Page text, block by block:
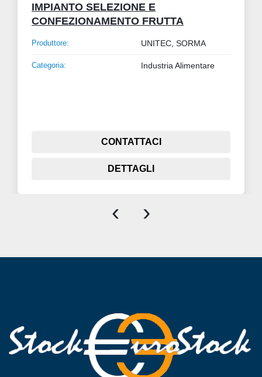
IMPIANTO SELEZIONE E
CONFEZIONAMENTO FRUTTA
Produttore: UNITEC, SORMA
Categoria: Industria Alimentare
CONTATTACI
DETTAGLI
‹ ›